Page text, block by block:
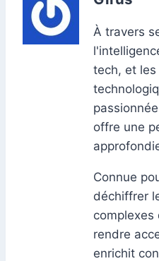
À travers
tech, et
offre une
Connue
déchiffrer
complexes
rendre
enrichit